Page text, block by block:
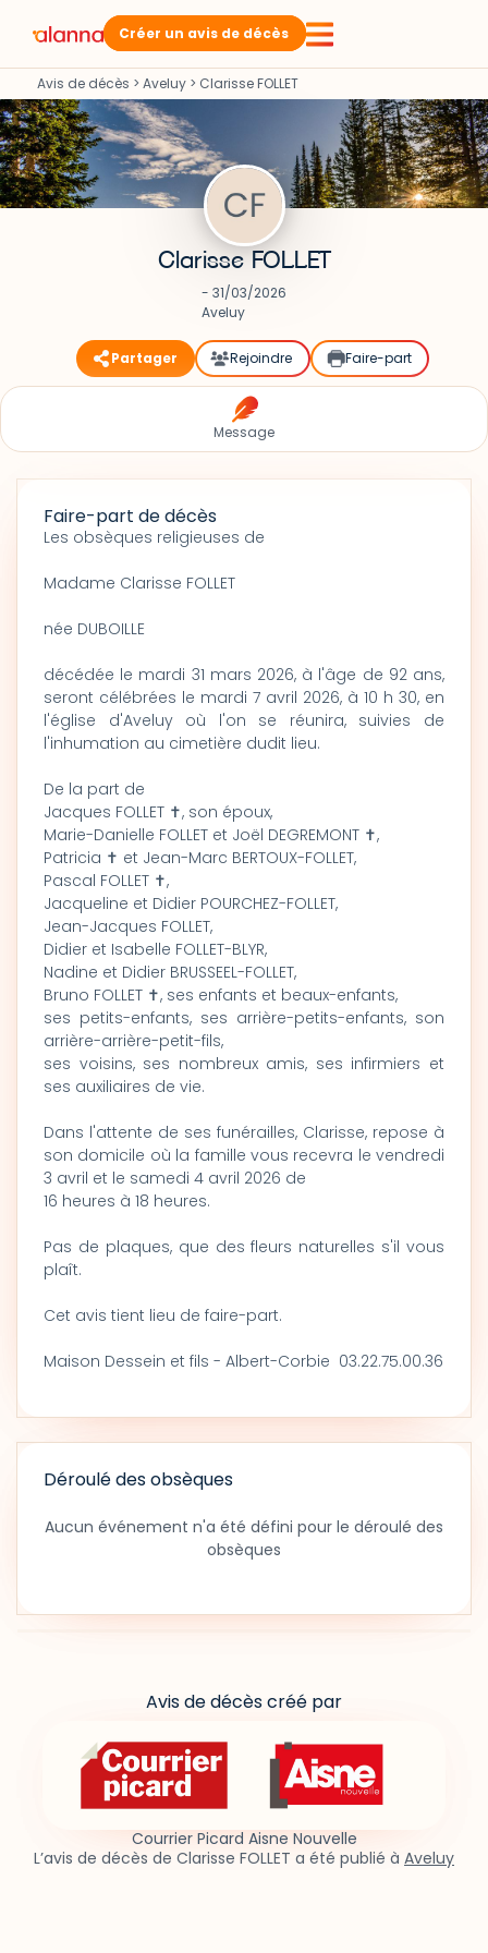
Créer un avis de décès
Avis de décès > Aveluy > Clarisse FOLLET
Clarisse FOLLET
- 31/03/2026
Aveluy
Partager Rejoindre Faire-part
Message
Faire-part de décès
Les obsèques religieuses de
Madame Clarisse FOLLET
née DUBOILLE
décédée le mardi 31 mars 2026, à l'âge de 92 ans,
seront célébrées le mardi 7 avril 2026, à 10 h 30, en
l'église d'Aveluy où l'on se réunira, suivies de
l'inhumation au cimetière dudit lieu.
De la part de
Jacques FOLLET ✝, son époux,
Marie-Danielle FOLLET et Joël DEGREMONT ✝,
Patricia ✝ et Jean-Marc BERTOUX-FOLLET,
Pascal FOLLET ✝,
Jacqueline et Didier POURCHEZ-FOLLET,
Jean-Jacques FOLLET,
Didier et Isabelle FOLLET-BLYR,
Nadine et Didier BRUSSEEL-FOLLET,
Bruno FOLLET ✝, ses enfants et beaux-enfants,
ses petits-enfants, ses arrière-petits-enfants, son
arrière-arrière-petit-fils,
ses voisins, ses nombreux amis, ses infirmiers et
ses auxiliaires de vie.
Dans l'attente de ses funérailles, Clarisse, repose à
son domicile où la famille vous recevra le vendredi
3 avril et le samedi 4 avril 2026 de
16 heures à 18 heures.
Pas de plaques, que des fleurs naturelles s'il vous
plaît.
Cet avis tient lieu de faire-part.
Maison Dessein et fils - Albert-Corbie 03.22.75.00.36
Déroulé des obsèques
Aucun événement n'a été défini pour le déroulé des
obsèques
Avis de décès créé par
Courrier Picard Aisne Nouvelle
L’avis de décès de Clarisse FOLLET a été publié à Aveluy